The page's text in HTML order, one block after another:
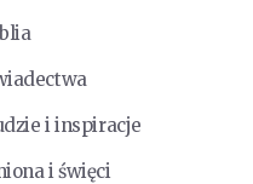
i inspiracje
i święci